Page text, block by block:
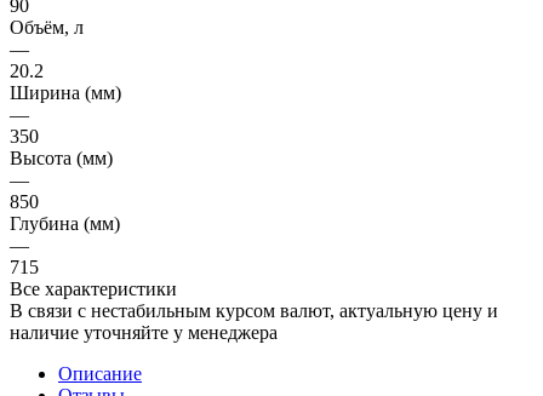
90
Объём, л
—
20.2
Ширина (мм)
—
350
Высота (мм)
—
850
Глубина (мм)
—
715
Все характеристики
В связи с нестабильным курсом валют, актуальную цену и
наличие уточняйте у менеджера
Описание